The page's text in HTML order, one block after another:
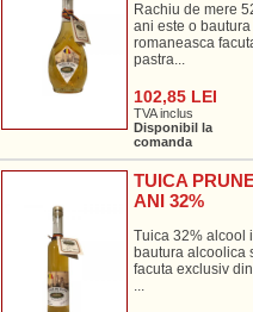
Rachiu de mere
ani este o
romaneasca
pastra...
102,85 LEI
TVA inclus
Disponibil la
comanda
TUICA
ANI 32%
Tuica 32% alcool
bautura alcoolica
facuta exclusiv
...